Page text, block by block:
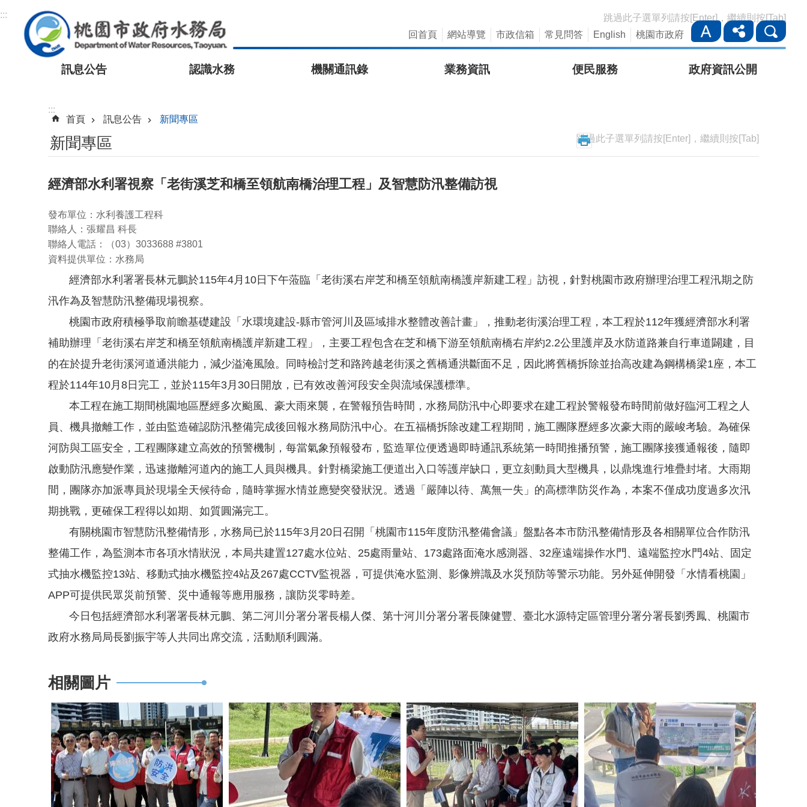
跳到主要內容區塊
:::
跳過此子選單列請按[Enter]，繼續則按[Tab]
回首頁
網站導覽 市政信箱 常見問答 English 桃園市政府
訊息公告 認識水務 機關通訊錄 業務資訊 便民服務 政府資訊公開
:::
首頁
訊息公告 新聞專區
新聞專區 跳過此子選單列請按[Enter]，繼續則按[Tab]
經濟部水利署視察「老街溪芝和橋至領航南橋治理工程」及智慧防汛整備訪視
發布單位：水利養護工程科
聯絡人：張耀昌 科長
聯絡人電話：（03）3033688 #3801
資料提供單位：水務局
經濟部水利署署長林元鵬於115年4月10日下午蒞臨「老街溪右岸芝和橋至領航南橋護岸新建工程」訪視，針對桃園市政府辦理治理工程汛期之防
汛作為及智慧防汛整備現場視察。
桃園市政府積極爭取前瞻基礎建設「水環境建設-縣市管河川及區域排水整體改善計畫」，推動老街溪治理工程，本工程於112年獲經濟部水利署
補助辦理「老街溪右岸芝和橋至領航南橋護岸新建工程」，主要工程包含在芝和橋下游至領航南橋右岸約2.2公里護岸及水防道路兼自行車道闢建，目
的在於提升老街溪河道通洪能力，減少溢淹風險。同時檢討芝和路跨越老街溪之舊橋通洪斷面不足，因此將舊橋拆除並抬高改建為鋼構橋梁1座，本工
程於114年10月8日完工，並於115年3月30日開放，已有效改善河段安全與流域保護標準。
本工程在施工期間桃園地區歷經多次颱風、豪大雨來襲，在警報預告時間，水務局防汛中心即要求在建工程於警報發布時間前做好臨河工程之人
員、機具撤離工作，並由監造確認防汛整備完成後回報水務局防汛中心。在五福橋拆除改建工程期間，施工團隊歷經多次豪大雨的嚴峻考驗。為確保
河防與工區安全，工程團隊建立高效的預警機制，每當氣象預報發布，監造單位便透過即時通訊系統第一時間推播預警，施工團隊接獲通報後，隨即
啟動防汛應變作業，迅速撤離河道內的施工人員與機具。針對橋梁施工便道出入口等護岸缺口，更立刻動員大型機具，以鼎塊進行堆疊封堵。大雨期
間，團隊亦加派專員於現場全天候待命，隨時掌握水情並應變突發狀況。透過「嚴陣以待、萬無一失」的高標準防災作為，本案不僅成功度過多次汛
期挑戰，更確保工程得以如期、如質圓滿完工。
有關桃園市智慧防汛整備情形，水務局已於115年3月20日召開「桃園市115年度防汛整備會議」盤點各本市防汛整備情形及各相關單位合作防汛
整備工作，為監測本市各項水情狀況，本局共建置127處水位站、25處雨量站、173處路面淹水感測器、32座遠端操作水門、遠端監控水門4站、固定
式抽水機監控13站、移動式抽水機監控4站及267處CCTV監視器，可提供淹水監測、影像辨識及水災預防等警示功能。另外延伸開發「水情看桃園」
APP可提供民眾災前預警、災中通報等應用服務，讓防災零時差。
今日包括經濟部水利署署長林元鵬、第二河川分署分署長楊人傑、第十河川分署分署長陳健豐、臺北水源特定區管理分署分署長劉秀鳳、桃園市
政府水務局局長劉振宇等人共同出席交流，活動順利圓滿。
相關圖片